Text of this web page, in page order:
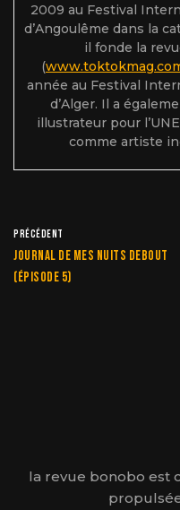
2009 au Festival
d’Angoulême dans la
il fonde la
(
année au Festival
d’Alger. Il a
illustrateur pour
comme artiste
PRÉCÉDENT
Journal de mes nuits debout
(épisode 5)
la revue bonobo est